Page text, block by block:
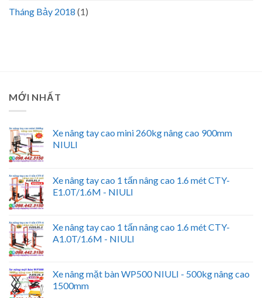
Tháng Bảy 2018 (1)
MỚI NHẤT
Xe nâng tay cao mini 260kg nâng cao 900mm
NIULI
Xe nâng tay cao 1 tấn nâng cao 1.6 mét CTY-
E1.0T/1.6M - NIULI
Xe nâng tay cao 1 tấn nâng cao 1.6 mét CTY-
A1.0T/1.6M - NIULI
Xe nâng mặt bàn WP500 NIULI - 500kg nâng cao
1500mm